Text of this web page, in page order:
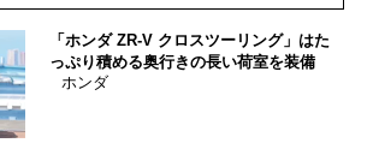
「ホンダ ZR-V クロスツーリング」はた
っぷり積める奥行きの長い荷室を装備
ホンダ